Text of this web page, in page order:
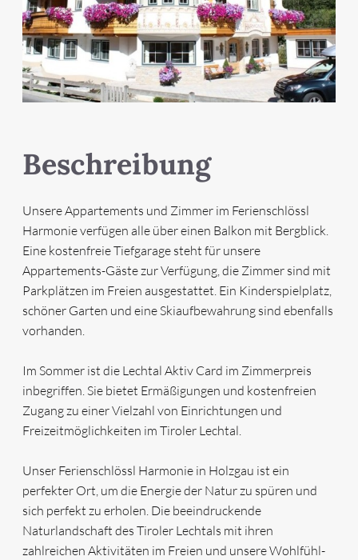
Beschreibung
Unsere Appartements und Zimmer im Ferienschlössl
Harmonie verfügen alle über einen Balkon mit Bergblick.
Eine kostenfreie Tiefgarage steht für unsere
Appartements-Gäste zur Verfügung, die Zimmer sind mit
Parkplätzen im Freien ausgestattet. Ein Kinderspielplatz,
schöner Garten und eine Skiaufbewahrung sind ebenfalls
vorhanden.
Im Sommer ist die Lechtal Aktiv Card im Zimmerpreis
inbegriffen. Sie bietet Ermäßigungen und kostenfreien
Zugang zu einer Vielzahl von Einrichtungen und
Freizeitmöglichkeiten im Tiroler Lechtal.
Unser Ferienschlössl Harmonie in Holzgau ist ein
perfekter Ort, um die Energie der Natur zu spüren und
sich perfekt zu erholen. Die beeindruckende
Naturlandschaft des Tiroler Lechtals mit ihren
zahlreichen Aktivitäten im Freien und unsere Wohlfühl-